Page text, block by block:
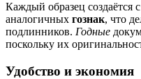
Каждый образец создаётся
аналогичных гознак, что
подлинников. Годные
поскольку их
Удобство и экономия